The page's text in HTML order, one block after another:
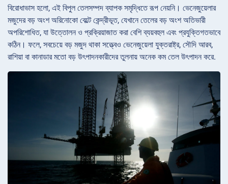
বিরোধাভাস হলো, এই বিপুল তেলসম্পদ ব্যাপক সমৃদ্ধিতে রূপ নেয়নি। ভেনেজুয়েলার
মজুদের বড় অংশ অরিনোকো বেল্টে কেন্দ্রীভূত, যেখানে তেলের বড় অংশ অতিভারী
অপরিশোধিত, যা উত্তোলন ও প্রক্রিয়াজাত করা বেশি ব্যয়বহুল এবং প্রযুক্তিগতভাবে
কঠিন। ফলে, সবচেয়ে বড় মজুদ থাকা সত্ত্বেও ভেনেজুয়েলা যুক্তরাষ্ট্র, সৌদি আরব,
রাশিয়া বা কানাডার মতো বড় উৎপাদনকারীদের তুলনায় অনেক কম তেল উৎপাদন করে.